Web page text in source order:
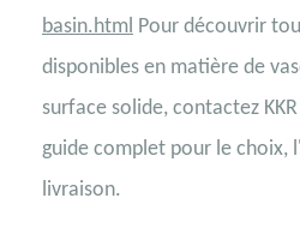
basin.html Pour découvrir
disponibles en matière de
surface solide, contactez
guide complet pour le choix,
livraison.